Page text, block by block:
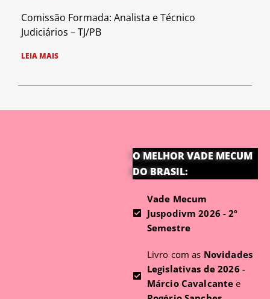
Comissão Formada: Analista e Técnico
Judiciários – TJ/PB
LEIA MAIS
O MELHOR VADE MECUM
DO BRASIL:
Vade Mecum
Juspodivm 2026 - 2º
Semestre
Livro com as Novidades
Legislativas de 2026 -
Márcio Cavalcante e